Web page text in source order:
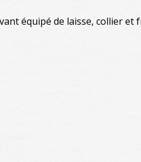
équipé de laisse, collier et